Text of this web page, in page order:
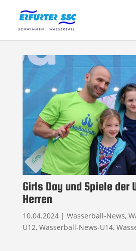
Girls Day und Spiele der
Herren
10.04.2024| Wasserball-News,
U12, Wasserball-News-U14,